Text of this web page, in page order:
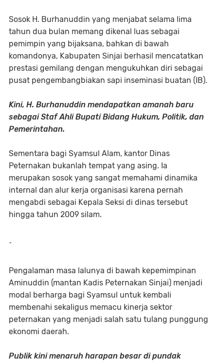
Sosok H. Burhanuddin yang menjabat selama lima
tahun dua bulan memang dikenal luas sebagai
pemimpin yang bijaksana, bahkan di bawah
komandonya, Kabupaten Sinjai berhasil mencatatkan
prestasi gemilang dengan mengukuhkan diri sebagai
pusat pengembangbiakan sapi inseminasi buatan (IB).
Kini, H. Burhanuddin mendapatkan amanah baru
sebagai Staf Ahli Bupati Bidang Hukum, Politik, dan
Pemerintahan.
Sementara ​bagi Syamsul Alam, kantor Dinas
Peternakan bukanlah tempat yang asing. Ia
merupakan sosok yang sangat memahami dinamika
internal dan alur kerja organisasi karena pernah
mengabdi sebagai Kepala Seksi di dinas tersebut
hingga tahun 2009 silam.
-
Pengalaman masa lalunya di bawah kepemimpinan
Aminuddin (mantan Kadis Peternakan Sinjai) menjadi
modal berharga bagi Syamsul untuk kembali
membenahi sekaligus memacu kinerja sektor
peternakan yang menjadi salah satu tulang punggung
ekonomi daerah.
​Publik kini menaruh harapan besar di pundak